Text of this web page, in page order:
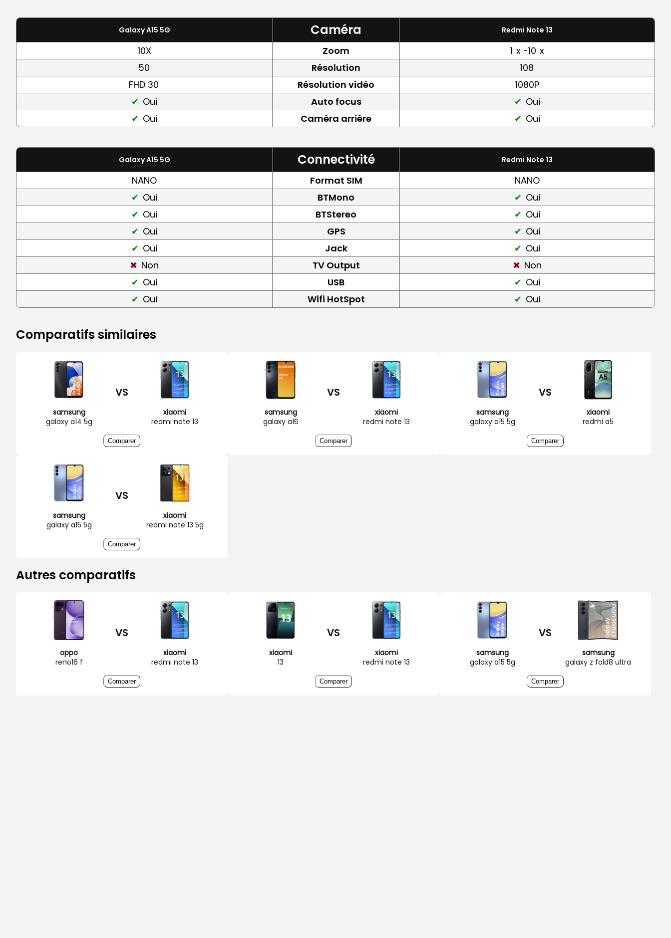
Galaxy A15 5G Caméra Redmi Note 13
10X Zoom 1 x -10 x
50
Résolution
108
FHD 30
Résolution vidéo
1080P
Oui
Auto focus
Oui
Oui
Caméra arrière Oui
Galaxy A15 5G Connectivité Redmi Note 13
NANO Format SIM
NANO
Oui
BTMono
Oui
Oui
BTStereo
Oui
Oui
GPS
Oui
Oui
Jack
Oui
Non
TV Output
Non
Oui
USB
Oui
Oui
Wifi HotSpot Oui
Comparatifs similaires
samsung
galaxy a14 5g
VS
xiaomi
redmi note 13
Comparer
samsung
galaxy a16
VS
xiaomi
redmi note 13
Comparer
samsung
galaxy a15 5g
VS
xiaomi
redmi a5
Comparer
samsung
galaxy a15 5g
VS
xiaomi
redmi note 13 5g
Comparer
Autres comparatifs
oppo
reno16 f
VS
xiaomi
redmi note 13
Comparer
xiaomi
13
VS
xiaomi
redmi note 13
Comparer
samsung
galaxy a15 5g
VS
samsung
galaxy z fold8 ultra
Comparer